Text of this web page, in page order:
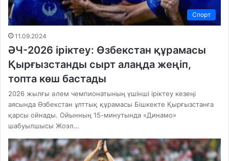
Спорт
11.09.2024
ӘЧ-2026 іріктеу: Өзбекстан құрамасы
Қырғызстанды сырт алаңда жеңіп,
топта көш бастады
2026 жылғы әлем чемпионатының үшінші іріктеу кезеңі
аясында Өзбекстан ұлттық құрамасы Бішкекте Қырғызстанға
қарсы ойнады. Ойынның 15-минутында «Динамо»
шабуылшысы Жоэл…